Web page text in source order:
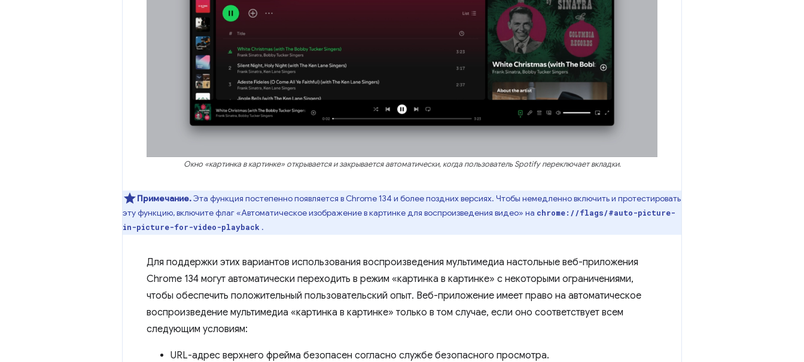
Окно «картинка в картинке» открывается и закрывается автоматически, когда пользователь Spotify переключает вкладки.
Примечание.Эта функция постепенно появляется в Chrome 134 и более поздних версиях. Чтобы немедленно включить и протестировать
эту функцию, включите флаг «Автоматическое изображение в картинке для воспроизведения видео» на chrome://flags/#auto-picture-
in-picture-for-video-playback .
Для поддержки этих вариантов использования воспроизведения мультимедиа настольные веб-приложения
Chrome 134 могут автоматически переходить в режим «картинка в картинке» с некоторыми ограничениями,
чтобы обеспечить положительный пользовательский опыт. Веб-приложение имеет право на автоматическое
воспроизведение мультимедиа «картинка в картинке» только в том случае, если оно соответствует всем
следующим условиям:
URL-адрес верхнего фрейма безопасен согласно службе безопасного просмотра.